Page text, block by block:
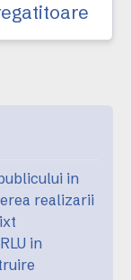
in
realizarii
in